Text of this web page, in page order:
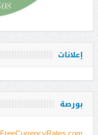
إعلانات
بورصة
FreeCurrencyRates.com